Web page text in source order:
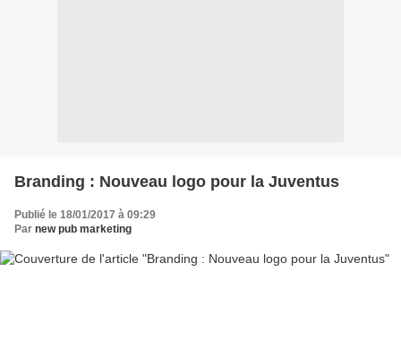
Branding : Nouveau logo pour la Juventus
Publié le 18/01/2017 à 09:29
Par new pub marketing